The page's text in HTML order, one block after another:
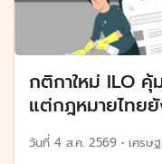
กติกาใหม่ ILO
แต่กฎหมายไทย
วันที่ 4 ส.ค. 2569 • เศรษ